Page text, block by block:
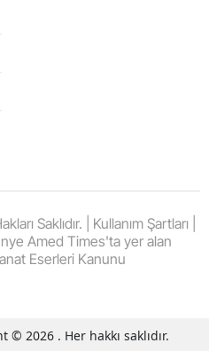
Saklıdır. | Kullanım Şartları |
Amed Times'ta yer alan
Eserleri Kanunu
© 2026 . Her hakkı saklıdır.